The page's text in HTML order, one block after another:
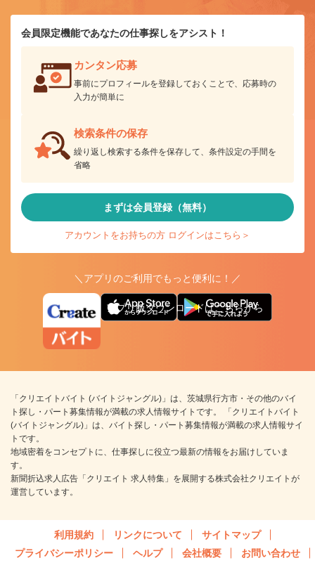
会員限定機能であなたの仕事探しをアシスト！
カンタン応募
事前にプロフィールを登録しておくことで、応募時の
入力が簡単に
検索条件の保存
繰り返し検索する条件を保存して、条件設定の手間を
省略
まずは会員登録（無料）
アカウントをお持ちの方 ログインはこちら＞
＼アプリのご利用でもっと便利に！／
アプリ版ダウンロードはこちらから
「クリエイトバイト (バイトジャングル)」は、茨城県行方市・その他のバイ
ト探し・パート募集情報が満載の求人情報サイトです。 「クリエイトバイト
(バイトジャングル)」は、バイト探し・パート募集情報が満載の求人情報サイ
トです。
地域密着をコンセプトに、仕事探しに役立つ最新の情報をお届けしていま
す。
新聞折込求人広告「クリエイト 求人特集」を展開する株式会社クリエイトが
運営しています。
利用規約 リンクについて
サイトマップ
プライバシーポリシー
ヘルプ 会社概要 お問い合わせ